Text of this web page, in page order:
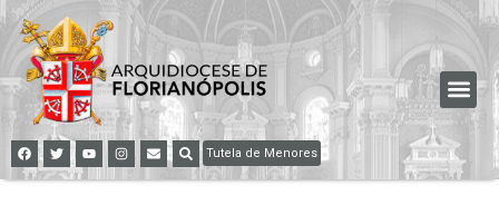
Tutela de Menores